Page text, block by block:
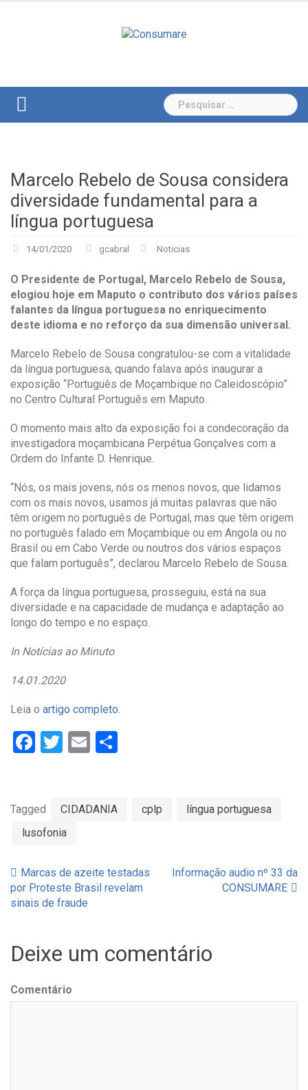
Pesquisar
por:
Marcelo Rebelo de Sousa considera
diversidade fundamental para a
língua portuguesa
14/01/2020 gcabral Noticias
O Presidente de Portugal, Marcelo Rebelo de Sousa,
elogiou hoje em Maputo o contributo dos vários países
falantes da língua portuguesa no enriquecimento
deste idioma e no reforço da sua dimensão universal.
Marcelo Rebelo de Sousa congratulou-se com a vitalidade
da língua portuguesa, quando falava após inaugurar a
exposição “Português de Moçambique no Caleidoscópio”
no Centro Cultural Português em Maputo.
O momento mais alto da exposição foi a condecoração da
investigadora moçambicana Perpétua Gonçalves com a
Ordem do Infante D. Henrique.
“Nós, os mais jovens, nós os menos novos, que lidamos
com os mais novos, usamos já muitas palavras que não
têm origem no português de Portugal, mas que têm origem
no português falado em Moçambique ou em Angola ou no
Brasil ou em Cabo Verde ou noutros dos vários espaços
que falam português”, declarou Marcelo Rebelo de Sousa.
A força da língua portuguesa, prosseguiu, está na sua
diversidade e na capacidade de mudança e adaptação ao
longo do tempo e no espaço.
In Notícias ao Minuto
14.01.2020
Leia o artigo completo.
Facebook
Twitter
Email
Tagged CIDADANIA cplp
língua portuguesa
lusofonia
Navegação
artigos
Marcas de azeite testadas
por Proteste Brasil revelam
sinais de fraude
Informação audio nº 33 da
CONSUMARE
Deixe um comentário
Comentário